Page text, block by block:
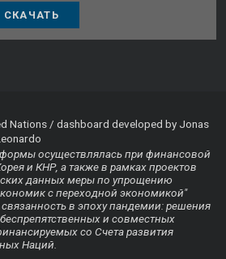
СКАЧАТЬ
Nations / dashboard developed by Jonas
осуществлялась при финансовой
и КНР, а также в рамках проектов
данных меры по упрощению
с переходной экономикой"
связанность в эпоху пандемии: решения
и совместных
со Счета развития
Наций.